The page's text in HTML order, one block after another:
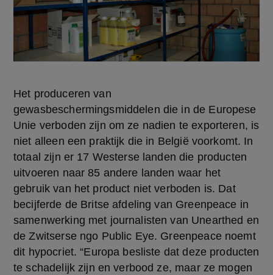
Het produceren van
gewasbeschermingsmiddelen die in de Europese
Unie verboden zijn om ze nadien te exporteren, is
niet alleen een praktijk die in België voorkomt. In
totaal zijn er 17 Westerse landen die producten
uitvoeren naar 85 andere landen waar het
gebruik van het product niet verboden is. Dat
becijferde de Britse afdeling van Greenpeace in
samenwerking met journalisten van Unearthed en
de Zwitserse ngo Public Eye. Greenpeace noemt
dit hypocriet. “Europa besliste dat deze producten
te schadelijk zijn en verbood ze, maar ze mogen